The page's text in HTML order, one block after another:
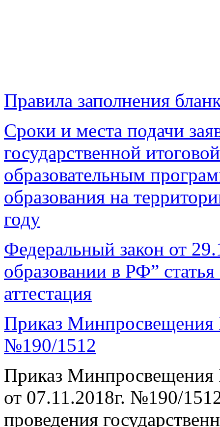
Правила заполнения
Сроки и места подачи
государственной
образовательным
образования на
году
Федеральный закон от
образовании в РФ”
аттестация
Приказ Минпросвещения
№190/1512
Приказ Минпросвещения
от 07.11.2018г. №190/
проведения